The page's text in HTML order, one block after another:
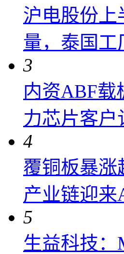
沪电股份上
量，泰国工
3
内资ABF载
力芯片客户
4
覆铜板暴涨
产业链迎来
5
生益科技：